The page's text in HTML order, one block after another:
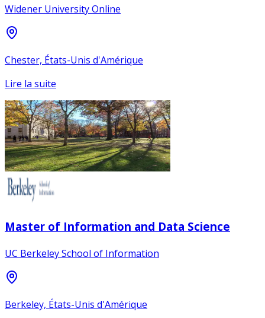
Widener University Online
Chester, États-Unis d'Amérique
Lire la suite
Master of Information and Data Science
UC Berkeley School of Information
Berkeley, États-Unis d'Amérique